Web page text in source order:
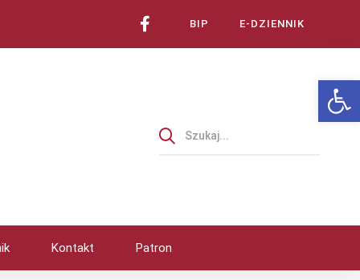
BIP E-DZIENNIK
Kontakt Patron